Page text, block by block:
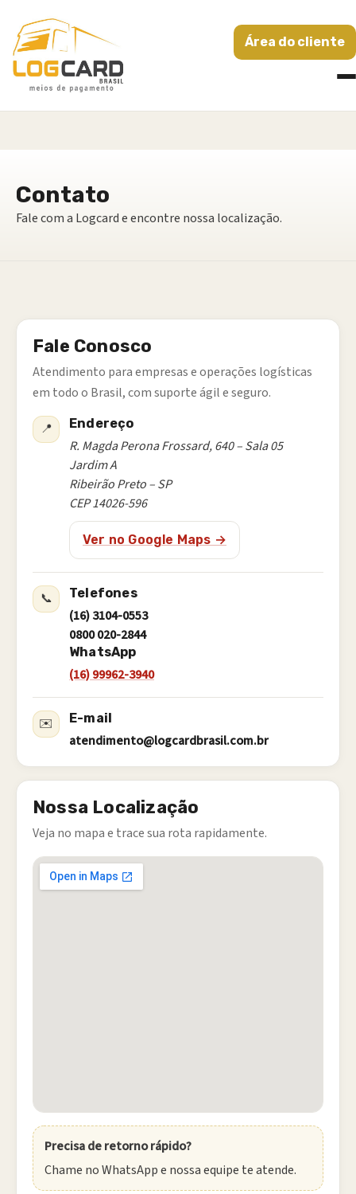
Área do cliente
Contato
Fale com a Logcard e encontre nossa localização.
Fale Conosco
Atendimento para empresas e operações logísticas
em todo o Brasil, com suporte ágil e seguro.
📍 Endereço
R. Magda Perona Frossard, 640 – Sala 05
Jardim A
Ribeirão Preto – SP
CEP 14026-596
Ver no Google Maps →
📞 Telefones
(16) 3104-0553
0800 020-2844
WhatsApp
(16) 99962-3940
✉️ E-mail
atendimento@logcardbrasil.com.br
Nossa Localização
Veja no mapa e trace sua rota rapidamente.
Precisa de retorno rápido?
Chame no WhatsApp e nossa equipe te atende.